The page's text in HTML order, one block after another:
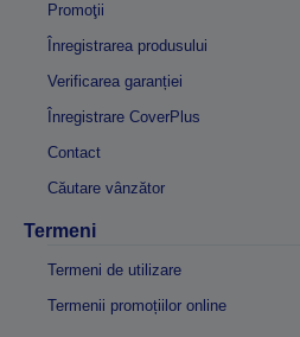
Promoţii
Înregistrarea produsului
Verificarea garanției
Înregistrare CoverPlus
Contact
Căutare vânzător
Termeni
Termeni de utilizare
Termenii promoțiilor online